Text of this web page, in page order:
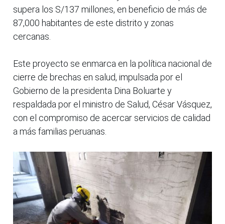
supera los S/137 millones, en beneficio de más de
87,000 habitantes de este distrito y zonas
cercanas.
Este proyecto se enmarca en la política nacional de
cierre de brechas en salud, impulsada por el
Gobierno de la presidenta Dina Boluarte y
respaldada por el ministro de Salud, César Vásquez,
con el compromiso de acercar servicios de calidad
a más familias peruanas.